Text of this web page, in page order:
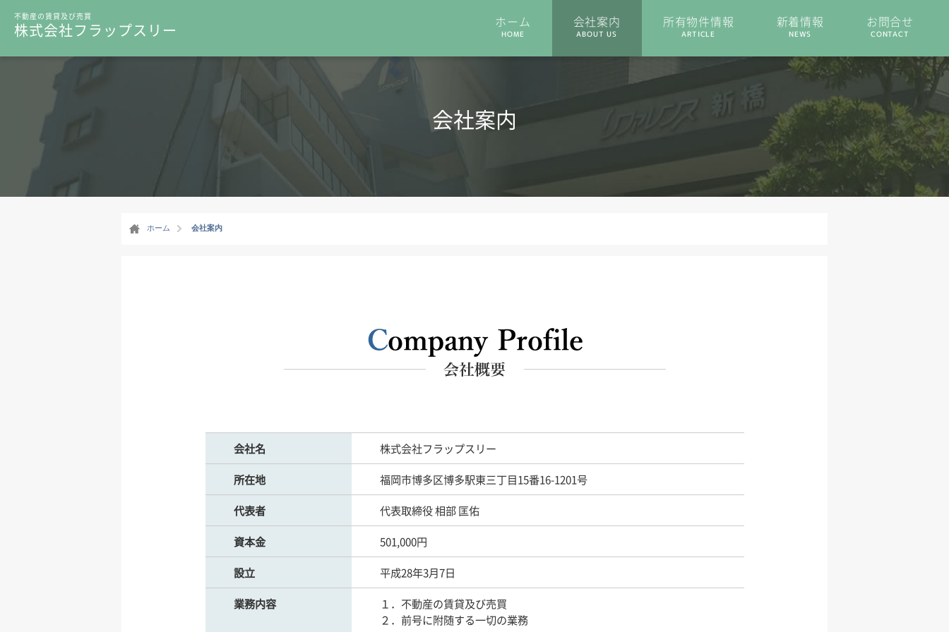
不動産の賃貸及び売買
株式会社フラップスリー ホーム
HOME
会社案内
ABOUT US
所有物件情報
ARTICLE
新着情報
NEWS
お問合せ
CONTACT
会社案内
ホーム 会社案内
会社名
株式会社フラップスリー
所在地
福岡市博多区博多駅東三丁目15番16-1201号
代表者
代表取締役 相部 匡佑
資本金
501,000円
設立
平成28年3月7日
業務内容
１．不動産の賃貸及び売買
２．前号に附随する一切の業務